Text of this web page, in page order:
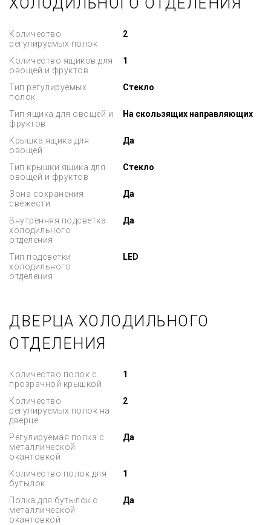
Количество
регулируемых полок
2
Количество ящиков для
овощей и фруктов
1
Тип регулируемых
полок
Стекло
Тип ящика для овощей и
фруктов
На скользящих направляющих
Крышка ящика для
овощей
Да
Тип крышки ящика для
овощей и фруктов
Стекло
Зона сохранения
свежести
Да
Внутренняя подсветка
холодильного
отделения
Да
Тип подсветки
холодильного
отделения
LED
ДВЕРЦА ХОЛОДИЛЬНОГО
ОТДЕЛЕНИЯ
Количество полок с
прозрачной крышкой
1
Количество
регулируемых полок на
дверце
2
Регулируемая полка с
металлической
окантовкой
Да
Количество полок для
бутылок
1
Полка для бутылок с
металлической
окантовкой
Да